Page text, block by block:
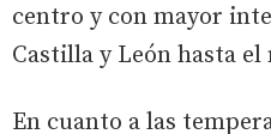
centro y con mayor
Castilla y León hasta
En cuanto a las